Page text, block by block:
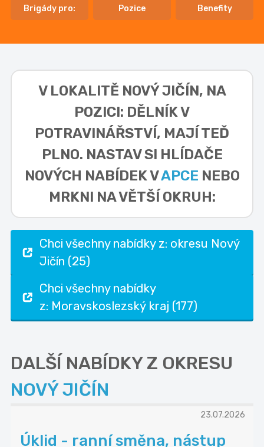
Brigády pro: Pozice Benefity
V LOKALITĚ NOVÝ JIČÍN, NA
POZICI: DĚLNÍK V
POTRAVINÁŘSTVÍ, MAJÍ TEĎ
PLNO. NASTAV SI HLÍDAČE
NOVÝCH NABÍDEK VAPCE NEBO
MRKNI NA VĚTŠÍ OKRUH:
Chci všechny nabídky z: okresu Nový
Jičín (25)
Chci všechny nabídky
z: Moravskoslezský kraj (177)
DALŠÍ NABÍDKY Z OKRESU
NOVÝ JIČÍN
23.07.2026
Úklid - ranní směna, nástup